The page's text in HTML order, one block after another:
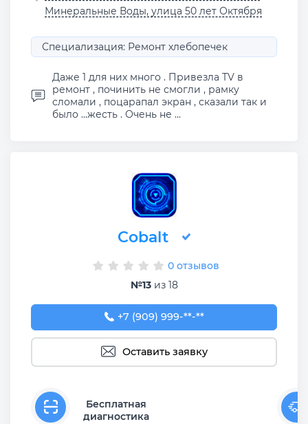
Минеральные Воды, улица 50 лет Октября
Специализация: Ремонт хлебопечек
Даже 1 для них много . Привезла TV в
ремонт , починить не смогли , рамку
сломали , поцарапал экран , сказали так и
было ...жесть . Очень не ...
Cobalt
0 отзывов
№13из 18
+7 (909) 999-34-81
+7 (909) 999-**-**
Оставить заявку
Бесплатная
диагностика